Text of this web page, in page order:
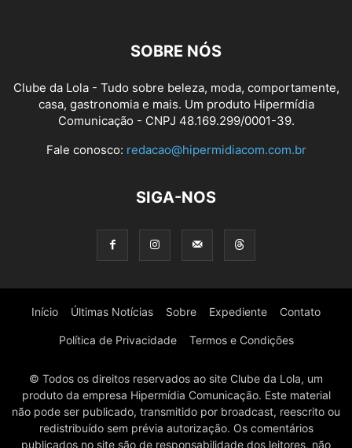
SOBRE NÓS
Clube da Lola - Tudo sobre beleza, moda, comportamente,
casa, gastronomia e mais. Um produto Hipermídia
Comunicação - CNPJ 48.169.299/0001-39.
Fale conosco: redacao@hipermidiacom.com.br
SIGA-NOS
Início Últimas Notícias Sobre Expediente Contato
Política de Privacidade Termos e Condições
© Todos os direitos reservados ao site Clube da Lola, um
produto da empresa Hipermídia Comunicação. Este material
não pode ser publicado, transmitido por broadcast, reescrito ou
redistribuído sem prévia autorização. Os comentários
publicados no site são de responsabilidade dos leitores, não